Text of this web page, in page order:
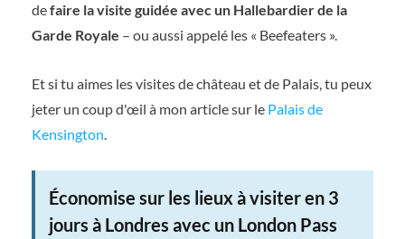
defaire la visite guidée avec un Hallebardier de la
Garde Royale – ou aussi appelé les « Beefeaters ».
Et si tu aimes les visites de château et de Palais, tu peux
jeter un coup d'œil à mon article sur le Palais de
Kensington.
Économise sur les lieux à visiter en 3
jours à Londres avec un London Pass